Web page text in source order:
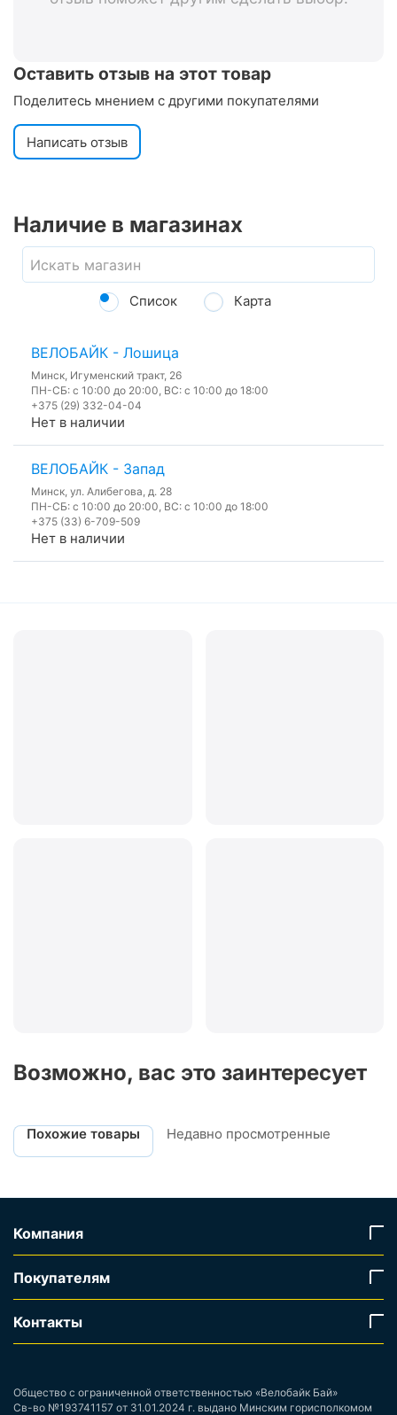
Оставить отзыв на этот товар
Поделитесь мнением с другими покупателями
Написать отзыв
Наличие в магазинах
Список Карта
ВЕЛОБАЙК - Лошица
Минск, Игуменский тракт, 26
ПН-СБ: с 10:00 до 20:00, ВС: с 10:00 до 18:00
+375 (29) 332-04-04
Нет в наличии
ВЕЛОБАЙК - Запад
Минск, ул. Алибегова, д. 28
ПН-СБ: с 10:00 до 20:00, ВС: с 10:00 до 18:00
+375 (33) 6-709-509
Нет в наличии
Возможно, вас это заинтересует
Похожие товары Недавно просмотренные
Компания
Покупателям
Контакты
Общество с ограниченной ответственностью «Велобайк Бай»
Св-во №193741157 от 31.01.2024 г. выдано Минским горисполкомом